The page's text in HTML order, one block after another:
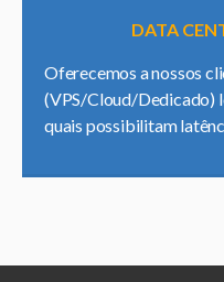
DATA
Oferecemos a nossos
(VPS/Cloud/Dedicado)
quais possibilitam